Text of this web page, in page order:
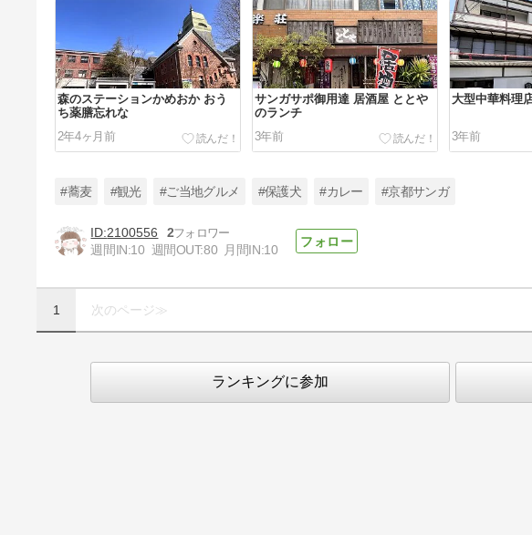
森のステーションかめおか おう
ち薬膳忘れな
2年4ヶ月前
サンガサポ御用達 居酒屋 ととや
のランチ
3年前
大型中華料理
3年前
園）
3年前
#蕎麦 #観光 #ご当地グルメ #保護犬 #カレー #京都サンガ
2100556
2
週間IN:10 週間OUT:80 月間IN:10
1 次のページ≫
ランキングに参加